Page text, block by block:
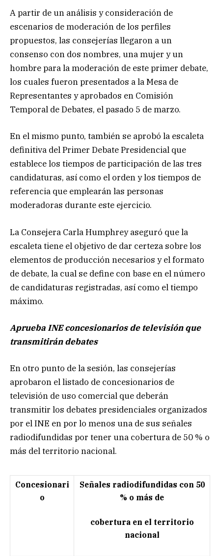
A partir de un análisis y consideración de
escenarios de moderación de los perfiles
propuestos, las consejerías llegaron a un
consenso con dos nombres, una mujer y un
hombre para la moderación de este primer debate,
los cuales fueron presentados a la Mesa de
Representantes y aprobados en Comisión
Temporal de Debates, el pasado 5 de marzo.
En el mismo punto, también se aprobó la escaleta
definitiva del Primer Debate Presidencial que
establece los tiempos de participación de las tres
candidaturas, así como el orden y los tiempos de
referencia que emplearán las personas
moderadoras durante este ejercicio.
La Consejera Carla Humphrey aseguró que la
escaleta tiene el objetivo de dar certeza sobre los
elementos de producción necesarios y el formato
de debate, la cual se define con base en el número
de candidaturas registradas, así como el tiempo
máximo.
Aprueba INE concesionarios de televisión que
transmitirán debates
En otro punto de la sesión, las consejerías
aprobaron el listado de concesionarios de
televisión de uso comercial que deberán
transmitir los debates presidenciales organizados
por el INE en por lo menos una de sus señales
radiodifundidas por tener una cobertura de 50 % o
más del territorio nacional.
Concesionari
o
Señales radiodifundidas con 50
% o más de
cobertura en el territorio
nacional